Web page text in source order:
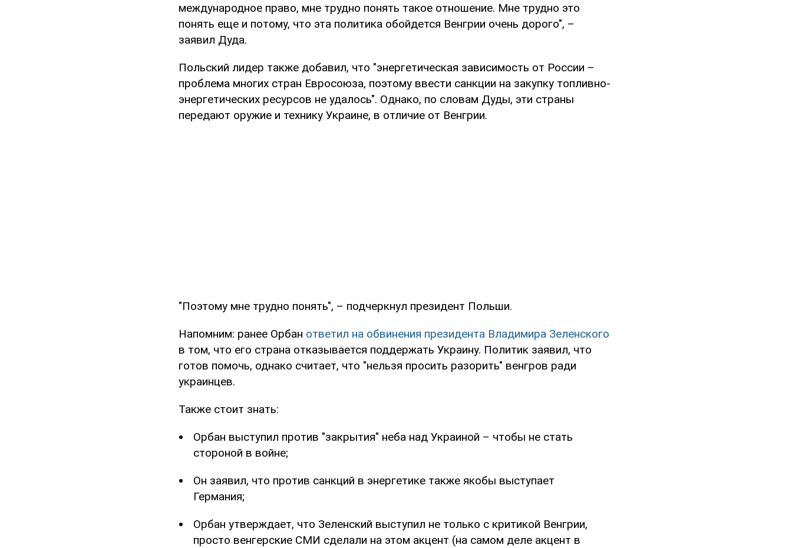
международное право, мне трудно понять такое отношение. Мне трудно это
понять еще и потому, что эта политика обойдется Венгрии очень дорого", –
заявил Дуда.
Польский лидер также добавил, что "энергетическая зависимость от России –
проблема многих стран Евросоюза, поэтому ввести санкции на закупку топливно-
энергетических ресурсов не удалось". Однако, по словам Дуды, эти страны
передают оружие и технику Украине, в отличие от Венгрии.
"Поэтому мне трудно понять", – подчеркнул президент Польши.
Напомним: ранее Орбан ответил на обвинения президента Владимира Зеленского
в том, что его страна отказывается поддержать Украину. Политик заявил, что
готов помочь, однако считает, что "нельзя просить разорить" венгров ради
украинцев.
Также стоит знать:
Орбан выступил против "закрытия" неба над Украиной – чтобы не стать
стороной в войне;
Он заявил, что против санкций в энергетике также якобы выступает
Германия;
Орбан утверждает, что Зеленский выступил не только с критикой Венгрии,
просто венгерские СМИ сделали на этом акцент (на самом деле акцент в